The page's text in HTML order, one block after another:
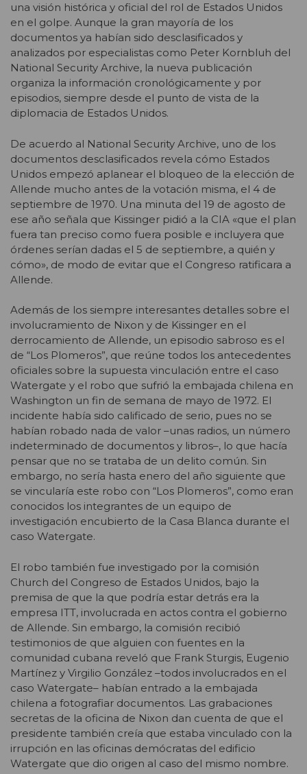
una visión histórica y oficial del rol de Estados Unidos
en el golpe. Aunque la gran mayoría de los
documentos ya habían sido desclasificados y
analizados por especialistas como Peter Kornbluh del
National Security Archive, la nueva publicación
organiza la información cronológicamente y por
episodios, siempre desde el punto de vista de la
diplomacia de Estados Unidos.
De acuerdo al National Security Archive, uno de los
documentos desclasificados revela cómo Estados
Unidos empezó aplanear el bloqueo de la elección de
Allende mucho antes de la votación misma, el 4 de
septiembre de 1970. Una minuta del 19 de agosto de
ese año señala que Kissinger pidió a la CIA «que el plan
fuera tan preciso como fuera posible e incluyera que
órdenes serían dadas el 5 de septiembre, a quién y
cómo», de modo de evitar que el Congreso ratificara a
Allende.
Además de los siempre interesantes detalles sobre el
involucramiento de Nixon y de Kissinger en el
derrocamiento de Allende, un episodio sabroso es el
de “Los Plomeros”, que reúne todos los antecedentes
oficiales sobre la supuesta vinculación entre el caso
Watergate y el robo que sufrió la embajada chilena en
Washington un fin de semana de mayo de 1972. El
incidente había sido calificado de serio, pues no se
habían robado nada de valor –unas radios, un número
indeterminado de documentos y libros–, lo que hacía
pensar que no se trataba de un delito común. Sin
embargo, no sería hasta enero del año siguiente que
se vincularía este robo con “Los Plomeros”, como eran
conocidos los integrantes de un equipo de
investigación encubierto de la Casa Blanca durante el
caso Watergate.
El robo también fue investigado por la comisión
Church del Congreso de Estados Unidos, bajo la
premisa de que la que podría estar detrás era la
empresa ITT, involucrada en actos contra el gobierno
de Allende. Sin embargo, la comisión recibió
testimonios de que alguien con fuentes en la
comunidad cubana reveló que Frank Sturgis, Eugenio
Martínez y Virgilio González –todos involucrados en el
caso Watergate– habían entrado a la embajada
chilena a fotografiar documentos. Las grabaciones
secretas de la oficina de Nixon dan cuenta de que el
presidente también creía que estaba vinculado con la
irrupción en las oficinas demócratas del edificio
Watergate que dio origen al caso del mismo nombre.